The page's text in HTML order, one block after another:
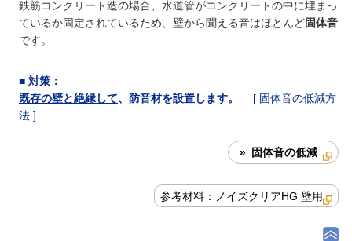
鉄筋コンクリート造の場合、水道管がコンクリートの中に埋まっ
ているか固定されているため、壁から聞える音はほとんど固体音
です。
■ 対策 ：
既存の壁と絶縁して、防音材を設置します。
[ 固体音の低減方
法 ]
» 固体音の低減
参考材料：ノイズクリアHG 壁用